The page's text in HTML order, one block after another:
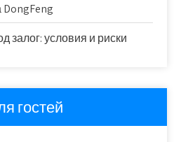
DongFeng
залог: условия и риски
гостей